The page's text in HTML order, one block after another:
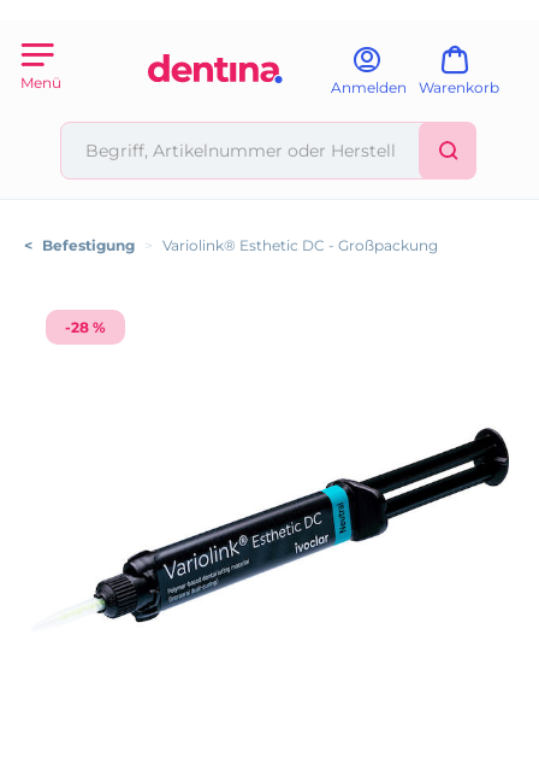
Menü Anmelden Warenkorb
< Befestigung > Variolink® Esthetic DC - Großpackung
-28 %